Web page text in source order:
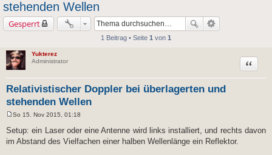
stehenden Wellen
Gesperrt
1 Beitrag • Seite 1 von 1
Yukterez
Administrator
Relativistischer Doppler bei überlagerten und
stehenden Wellen
Zitat
i
t
So 15. Nov 2015, 01:18
Setup: ein Laser oder eine Antenne wird links installiert, und rechts davon
im Abstand des Vielfachen einer halben Wellenlänge ein Reflektor.